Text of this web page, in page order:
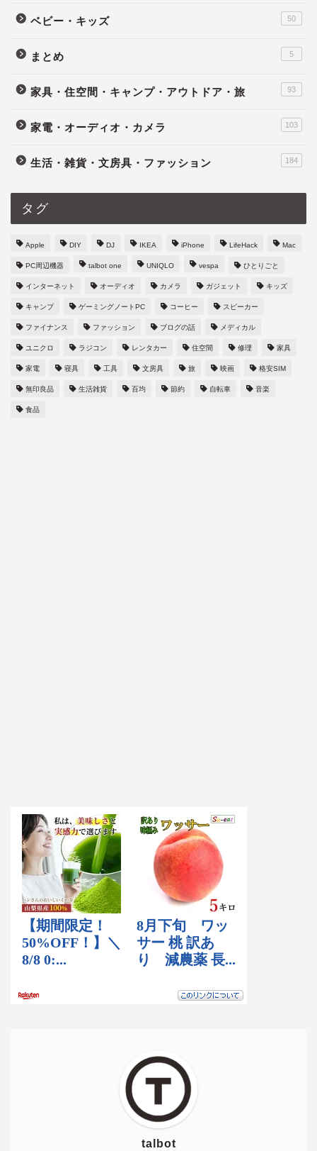
ベビー・キッズ 50
まとめ 5
家具・住空間・キャンプ・アウトドア・旅 93
家電・オーディオ・カメラ 103
生活・雑貨・文房具・ファッション 184
タグ
Apple DIY DJ IKEA iPhone LifeHack Mac
PC周辺機器 talbot one UNIQLO vespa ひとりごと
インターネット オーディオ カメラ ガジェット キッズ
キャンプ ゲーミングノートPC コーヒー スピーカー
ファイナンス ファッション ブログの話 メディカル
ユニクロ ラジコン レンタカー 住空間 修理 家具
家電 寝具 工具 文房具 旅 映画 格安SIM
無印良品 生活雑貨 百均 節約 自転車 音楽
食品
talbot